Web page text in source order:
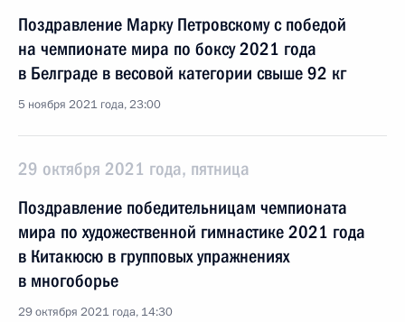
Поздравление Марку Петровскому с победой
на чемпионате мира по боксу 2021 года
в Белграде в весовой категории свыше 92 кг
5 ноября 2021 года, 23:00
29 октября 2021 года, пятница
Поздравление победительницам чемпионата
мира по художественной гимнастике 2021 года
в Китакюсю в групповых упражнениях
в многоборье
29 октября 2021 года, 14:30